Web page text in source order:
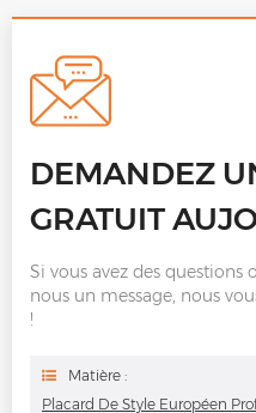
DEMANDEZ
GRATUIT
Si vous avez des questions
nous un message, nous
!
Matière :